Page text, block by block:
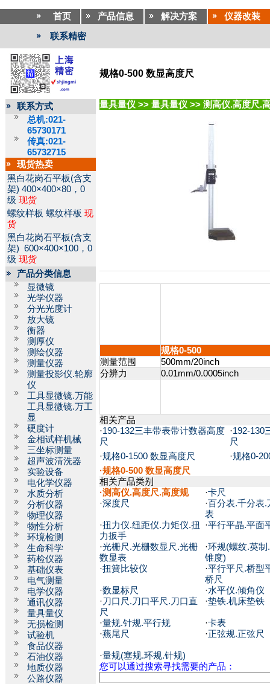
首页 产品信息 解决方案 仪器改装
联系精密
规格0-500 数显高度尺
联系方式
总机:021-
65730171
传真:021-
65732715
现货热卖
黑白花岗石平板(含支
架) 400×400×80，0
级 现货
螺纹样板 螺纹样板 现
货
黑白花岗石平板(含支
架) 600×400×100，0
级 现货
产品分类信息
显微镜
光学仪器
分光光度计
放大镜
衡器
测厚仪
测绘仪器
测量仪器
测量投影仪.轮廓
仪
工具显微镜.万能
工具显微镜.万工
显
硬度计
金相试样机械
三坐标测量
超声波清洗器
实验设备
电化学仪器
水质分析
分析仪器
物理仪器
物性分析
环境检测
生命科学
药检仪器
基础仪表
电气测量
电学仪器
通讯仪器
量具量仪
无损检测
试验机
食品仪器
石油仪器
地质仪器
公路仪器
量具量仪 >> 量具量仪 >> 测高仪.高度尺.
规格0-500
测量范围
500mm/20inch
分辨力
0.01mm/0.0005inch
相关产品
·190-132三丰带表带计数器高度
尺
·192-130
尺
·规格0-1500 数显高度尺 ·规格0-
·规格0-500 数显高度尺
相关产品类别
·测高仪.高度尺.高度规 ·卡尺
·深度尺 ·百分表.千分表.
表
·扭力仪.纽距仪.力矩仪.扭
力扳手
·平行平晶.平面
·光栅尺.光栅数显尺.光栅
数显表
·环规(螺纹.英制
锥度)
·扭簧比较仪 ·平行平尺.桥型
桥尺
·数显标尺 ·水平仪.倾角仪
·刀口尺.刀口平尺.刀口直
尺
·垫铁.机床垫铁
·量规.针规.平行规 ·卡表
·燕尾尺 ·正弦规.正弦尺
·量规(塞规.环规.针规)
您可以通过搜索寻找需要的产品：